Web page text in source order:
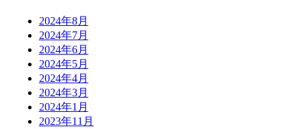
2024年8月
2024年7月
2024年6月
2024年5月
2024年4月
2024年3月
2024年1月
2023年11月